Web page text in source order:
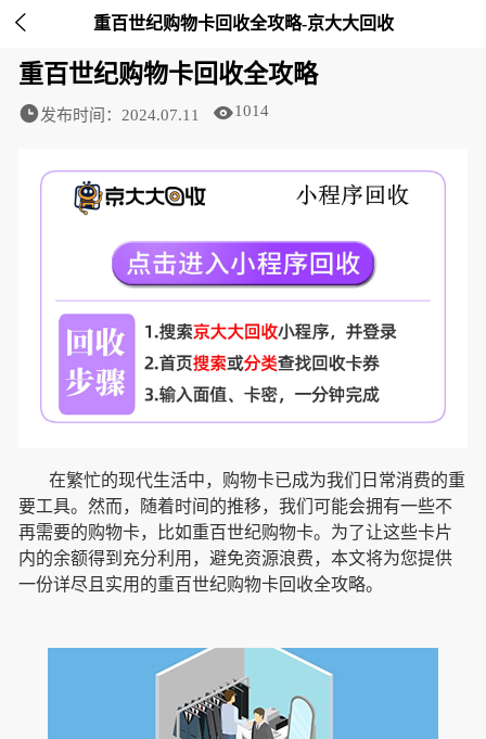
 重百世纪购物卡回收全攻略-京大大回收
重百世纪购物卡回收全攻略
发布时间：2024.07.11 1014
在繁忙的现代生活中，购物卡已成为我们日常消费的重
要工具。然而，随着时间的推移，我们可能会拥有一些不
再需要的购物卡，比如重百世纪购物卡。为了让这些卡片
内的余额得到充分利用，避免资源浪费，本文将为您提供
一份详尽且实用的重百世纪购物卡回收全攻略。